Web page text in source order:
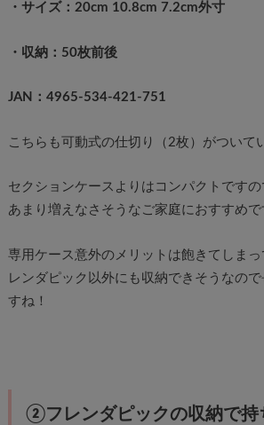
・サイズ：20cm 10.8cm 7.2cm外寸
・収納：50枚前後
JAN：4965-534-421-751
こちらも可動式の仕切り（2枚）がついて
セクションケースよりはコンパクトです
あまり増えなさそうなご家庭におすすめで
専用ケース意外のメリットは飽きてしま
レンダピック以外にも収納できそうなの
すね！
②フレンダピックの収納で持